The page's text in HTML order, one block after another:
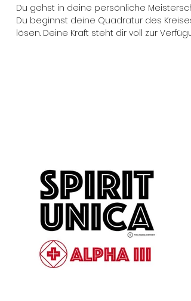
Du ​gehst in deine persönliche
Du beginnst deine Quadratur des Kreises
lösen. Deine Kraft steht dir voll zur